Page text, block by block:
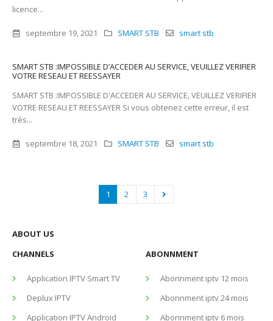
licence...
septembre 19, 2021 SMART STB smart stb
SMART STB :IMPOSSIBLE D’ACCEDER AU SERVICE, VEUILLEZ VERIFIER
VOTRE RESEAU ET REESSAYER
SMART STB :IMPOSSIBLE D'ACCEDER AU SERVICE, VEUILLEZ VERIFIER
VOTRE RESEAU ET REESSAYER Si vous obtenez cette erreur, il est
très...
septembre 18, 2021 SMART STB smart stb
1 2 3
ABOUT US
CHANNELS
Application IPTV Smart TV
Deplux IPTV
Application IPTV Android
ABONNMENT
Abonnment iptv 12 mois
Abonnment iptv 24 mois
Abonnment iptv 6 mois